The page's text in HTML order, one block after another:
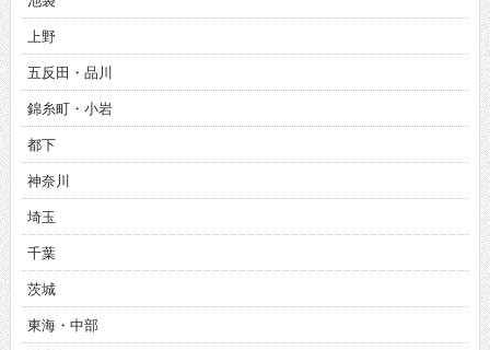
上野
五反田・品川
錦糸町・小岩
都下
神奈川
埼玉
千葉
茨城
東海・中部